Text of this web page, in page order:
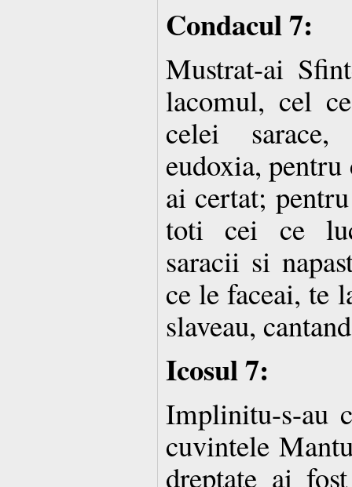
Condacul 7:
Mustrat-ai
lacomul, cel
celei
eudoxia,
ai certat;
toti cei ce
saracii si
ce le faceai, te
slaveau,
Icosul 7:
Implinitu-s-au
cuvintele
dreptate ai